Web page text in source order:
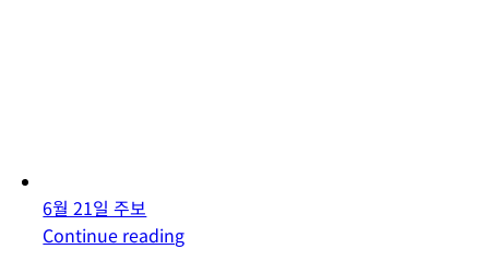
6월 21일 주보
Continue reading